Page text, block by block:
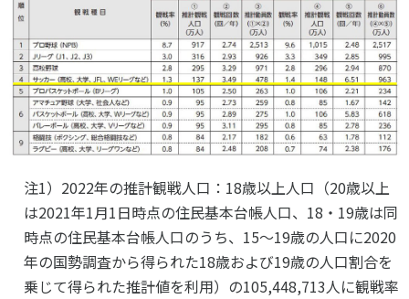
注1）2022年の推計観戦人口：18歳以上人口（20歳以上
は2021年1月1日時点の住民基本台帳人口、18・19歳は同
時点の住民基本台帳人口のうち、15～19歳の人口に2020
年の国勢調査から得られた18歳および19歳の人口割合を
乗じて得られた推計値を利用）の105,448,713人に観戦率